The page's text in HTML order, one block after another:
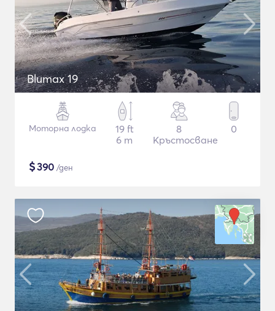
Blumax 19
Моторна лодка
19 ft
6 m
8
Кръстосване
0
$390 /ден